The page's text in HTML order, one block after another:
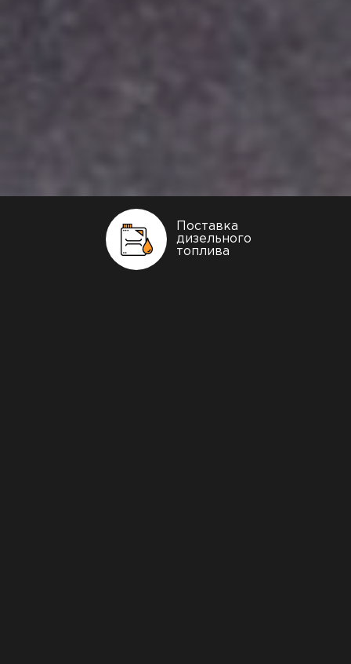
Поставка
дизельного
топлива